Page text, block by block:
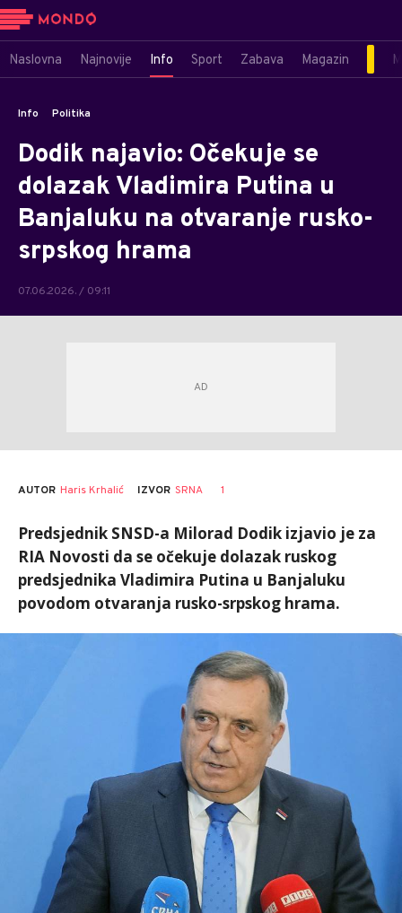
Naslovna Najnovije Info Sport Zabava Magazin
Info Politika
Dodik najavio: Očekuje se
dolazak Vladimira Putina u
Banjaluku na otvaranje rusko-
srpskog hrama
07.06.2026. / 09:11
AUTOR Haris Krhalić IZVOR SRNA 1
Predsjednik SNSD-a Milorad Dodik izjavio je za
RIA Novosti da se očekuje dolazak ruskog
predsjednika Vladimira Putina u Banjaluku
povodom otvaranja rusko-srpskog hrama.